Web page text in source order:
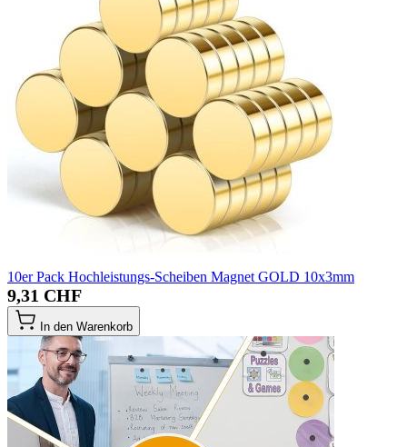
10er Pack Hochleistungs-Scheiben Magnet GOLD 10x3mm
9,31 CHF
In den Warenkorb